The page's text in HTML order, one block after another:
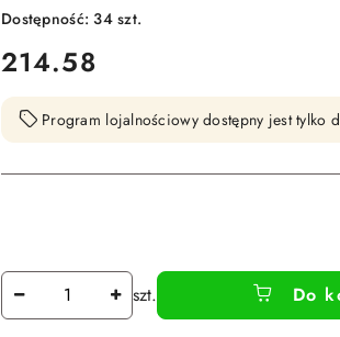
Dostępność:34szt.
cena:
214.58
Program lojalnościowy dostępny jest tylko
Ilość szt. Do